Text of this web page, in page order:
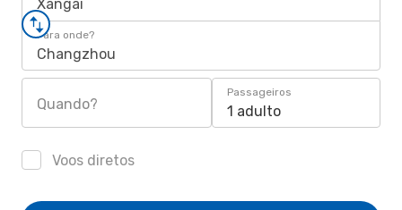
Xangai
Para onde?
Changzhou
Quando?
Passageiros
1 adulto
Voos diretos